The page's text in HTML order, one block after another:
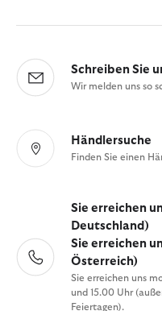
Schreiben Sie
Wir melden uns so
Händlersuche
Finden Sie einen
Sie erreichen
Deutschland)
Sie erreichen
Österreich)
Sie erreichen uns
und 15.00 Uhr
Feiertagen).